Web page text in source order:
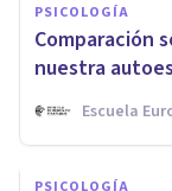
PSICOLOGÍA
Comparación
nuestra
Escuela
PSICOLOGÍA